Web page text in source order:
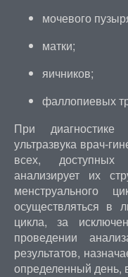
мочевого
матки;
яичников;
фаллопиевых
При
ультразвука врач-
всех,
анализирует их
менструального
осуществляться в
цикла, за
проведении
результатов,
определенный день,